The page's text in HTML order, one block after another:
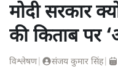
मोदी सरकार
की किताब पर
विश्लेषण| संजय कुमार सिंह|